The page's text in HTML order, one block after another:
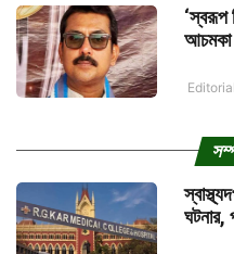
‘স্বরূপ
আচমকা
ঘটনার,